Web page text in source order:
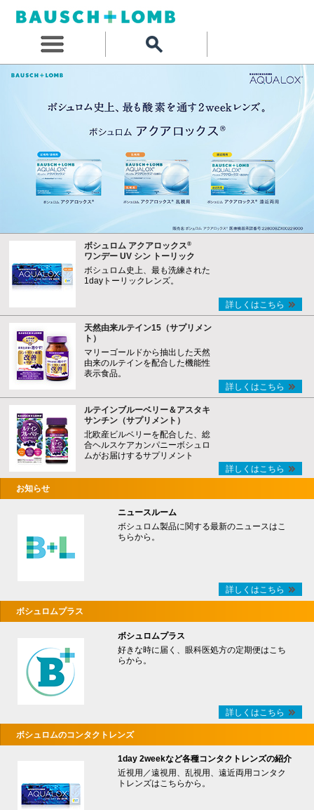
ボシュロム アクアロックス®
ワンデー UV シン トーリック
ボシュロム史上、最も洗練された
1dayトーリックレンズ。
詳しくはこちら
天然由来ルテイン15（サプリメン
ト）
マリーゴールドから抽出した天然
由来のルテインを配合した機能性
表示食品。
詳しくはこちら
ルテインブルーベリー＆アスタキ
サンチン（サプリメント）
北欧産ビルベリーを配合した、総
合ヘルスケアカンパニーボシュロ
ムがお届けするサプリメント
詳しくはこちら
お知らせ
ニュースルーム
ボシュロム製品に関する最新のニュースはこ
ちらから。
詳しくはこちら
ボシュロムプラス
ボシュロムプラス
好きな時に届く、眼科医処方の定期便はこち
らから。
詳しくはこちら
ボシュロムのコンタクトレンズ
1day 2weekなど各種コンタクトレンズの紹介
近視用／遠視用、乱視用、遠近両用コンタク
トレンズはこちらから。